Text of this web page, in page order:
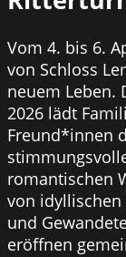
Vom 4. bis 6.
von Schloss
neuem Leben.
2026 lädt
Freund*innen
romantischen
von idyllischen
und
eröffnen